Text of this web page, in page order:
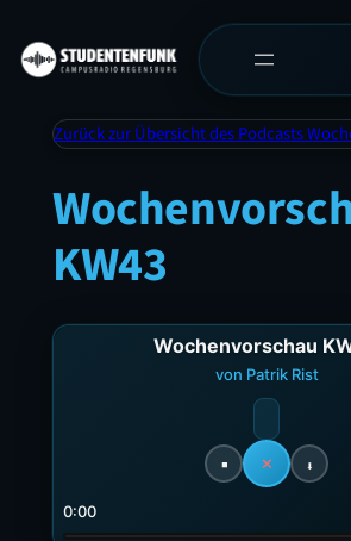
Zurück zur Übersicht des Podcasts
KW43
Wochenvorschau
von Patrik Rist
✕
0:00